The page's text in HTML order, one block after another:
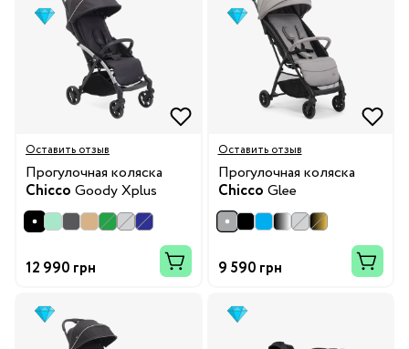
Оставить отзыв
Прогулочная коляска
Chicco Goody Xplus
12 990 грн
Оставить отзыв
Прогулочная коляска
Chicco Glee
9 590 грн